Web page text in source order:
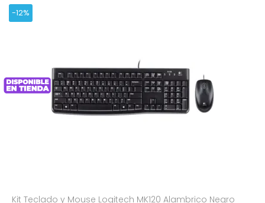
-12%
Kit Teclado y Mouse Logitech MK120 Alambrico Negro